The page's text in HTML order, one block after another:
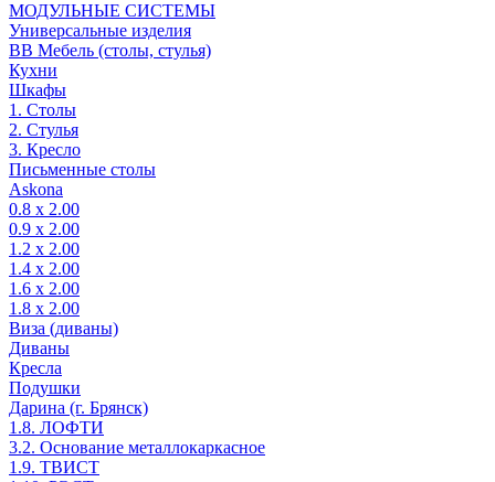
МОДУЛЬНЫЕ СИСТЕМЫ
Универсальные изделия
ВВ Мебель (столы, стулья)
Кухни
Шкафы
1. Столы
2. Стулья
3. Кресло
Письменные столы
Askona
0.8 х 2.00
0.9 х 2.00
1.2 х 2.00
1.4 х 2.00
1.6 х 2.00
1.8 х 2.00
Виза (диваны)
Диваны
Кресла
Подушки
Дарина (г. Брянск)
1.8. ЛОФТИ
3.2. Основание металлокаркасное
1.9. ТВИСТ